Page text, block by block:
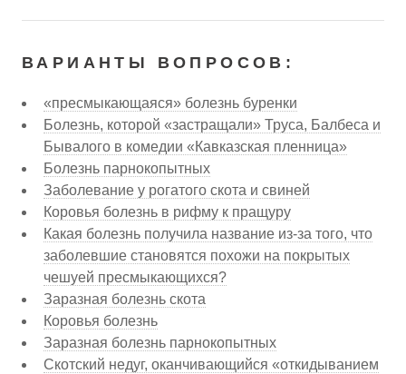
ВАРИАНТЫ ВОПРОСОВ:
«пресмыкающаяся» болезнь буренки
Болезнь, которой «застращали» Труса, Балбеса и
Бывалого в комедии «Кавказская пленница»
Болезнь парнокопытных
Заболевание у рогатого скота и свиней
Коровья болезнь в рифму к пращуру
Какая болезнь получила название из-за того, что
заболевшие становятся похожи на покрытых
чешуей пресмыкающихся?
Заразная болезнь скота
Коровья болезнь
Заразная болезнь парнокопытных
Скотский недуг, оканчивающийся «откидыванием